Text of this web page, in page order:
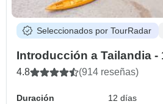
Seleccionados por TourRadar
Introducción a Tailandia -
4.8 (914 reseñas)
Duración
12 días